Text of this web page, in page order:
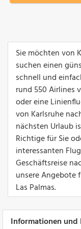
Sie möchten von
suchen einen
schnell und
rund 550 Airlines
oder eine
von Karlsruhe
nächsten Urlaub
Richtige für Sie
interessanten
Geschäftsreise
unsere Angebote
Las Palmas.
Informationen und